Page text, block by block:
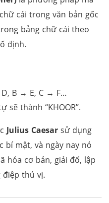
cái trong văn bản gốc
bảng chữ cái theo
định.
B → E, C → F…
sẽ thành “KHOOR”.
Julius Caesar sử dụng
bí mật, và ngày nay nó
hóa cơ bản, giải đố, lập
thú vị.